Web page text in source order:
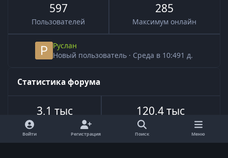
597
Пользователей
285
Максимум онлайн
Руслан
Новый пользователь · Среда в 10:491 д.
Статистика форума
3,1 тыс
Всего сообщений
120,4 тыс
Войти Регистрация Поиск Меню